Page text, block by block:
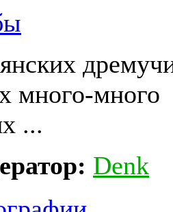
много-много
...
Denk